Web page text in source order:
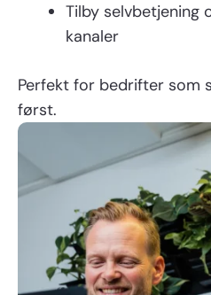
Tilby selvbetjening
kanaler
Perfekt for bedrifter som
først.